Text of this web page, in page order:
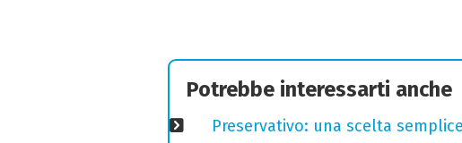
Potrebbe interessarti anche
Preservativo: una scelta